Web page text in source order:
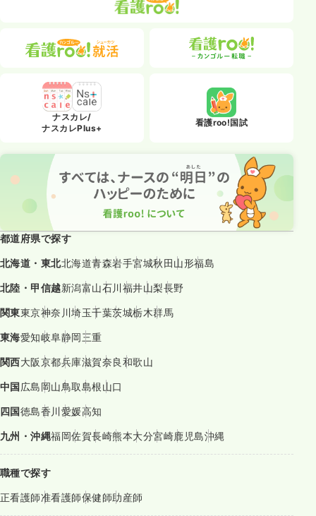
ナスカレ/
ナスカレPlus+
看護roo!国試
都道府県で探す
北海道・東北北海道青森岩手宮城秋田山形福島
北陸・甲信越新潟富山石川福井山梨長野
関東東京神奈川埼玉千葉茨城栃木群馬
東海愛知岐阜静岡三重
関西大阪京都兵庫滋賀奈良和歌山
中国広島岡山鳥取島根山口
四国徳島香川愛媛高知
九州・沖縄福岡佐賀長崎熊本大分宮崎鹿児島沖縄
職種で探す
正看護師准看護師保健師助産師